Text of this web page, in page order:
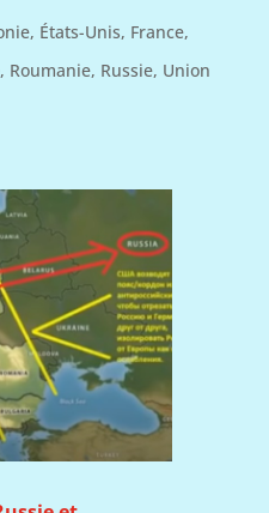
, États-Unis, France,
, Roumanie, Russie, Union